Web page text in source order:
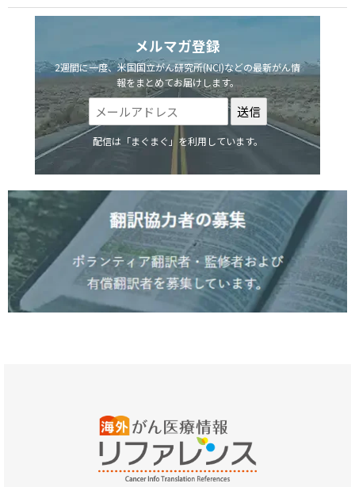
メルマガ登録
2週間に一度、米国国立がん研究所(NCI)などの最新がん情
報をまとめてお届けします。
配信は「まぐまぐ」を利用しています。